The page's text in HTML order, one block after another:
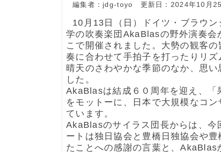
編集者：jdg-toyo 更新日：2024年10月
10⽉13⽇（⽇）ドイツ・ブラウ
学の吹奏楽団AkaBlasの野外演奏会
こで開催されました。⼤勢の観客
奏に合わせて⼿拍⼦を打ったりリ
晴天のさわやかな季節のなか、思
した。
AkaBlasは結成６０周年を迎え、「
をモットーに、⽇本で⼤規模なコ
ています。
AkaBlasのサイラス団⻑からは、今
ートは独⽇協会と豊橋⽇独協会や
たことへの感謝の⾔葉と、AkaBlas